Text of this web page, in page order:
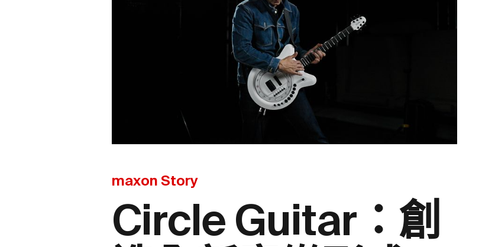
maxon Story
Circle Guitar：創